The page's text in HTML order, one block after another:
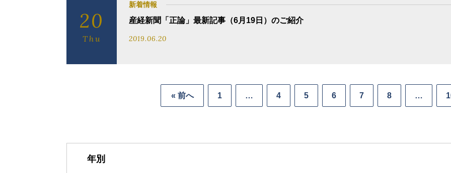
20
Thu
新着情報
産経新聞「正論」最新記事（6月19日）のご紹介
2019.06.20
« 前へ 1 … 4 5 6 7 8 …
年別